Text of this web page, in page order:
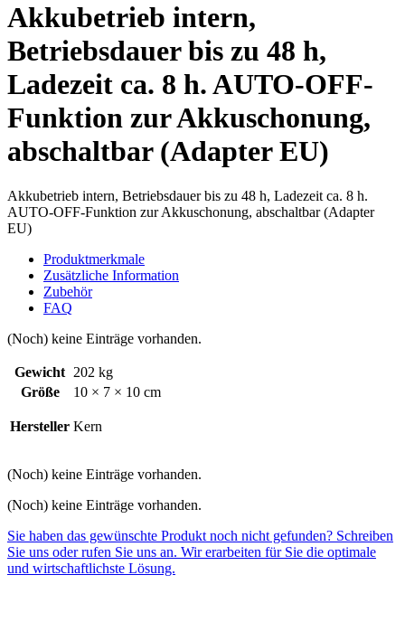
Akkubetrieb intern,
Betriebsdauer bis zu 48 h,
Ladezeit ca. 8 h. AUTO-OFF-
Funktion zur Akkuschonung,
abschaltbar (Adapter EU)
Akkubetrieb intern, Betriebsdauer bis zu 48 h, Ladezeit ca. 8 h.
AUTO-OFF-Funktion zur Akkuschonung, abschaltbar (Adapter
EU)
Produktmerkmale
Zusätzliche Information
Zubehör
FAQ
(Noch) keine Einträge vorhanden.
Gewicht 202 kg
Größe
10 × 7 × 10 cm
Hersteller Kern
(Noch) keine Einträge vorhanden.
(Noch) keine Einträge vorhanden.
Sie haben das gewünschte Produkt noch nicht gefunden? Schreiben
Sie uns oder rufen Sie uns an. Wir erarbeiten für Sie die optimale
und wirtschaftlichste Lösung.